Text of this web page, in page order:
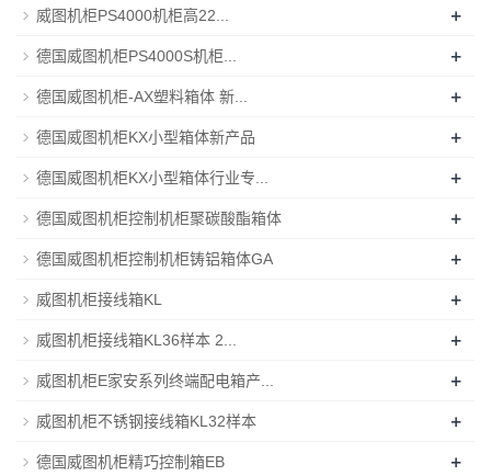
威图机柜PS4000机柜高22... +
德国威图机柜PS4000S机柜... +
德国威图机柜-AX塑料箱体 新... +
德国威图机柜KX小型箱体新产品 +
德国威图机柜KX小型箱体行业专... +
德国威图机柜控制机柜聚碳酸酯箱体 +
德国威图机柜控制机柜铸铝箱体GA +
威图机柜接线箱KL +
威图机柜接线箱KL36样本 2... +
威图机柜E家安系列终端配电箱产... +
威图机柜不锈钢接线箱KL32样本 +
德国威图机柜精巧控制箱EB +